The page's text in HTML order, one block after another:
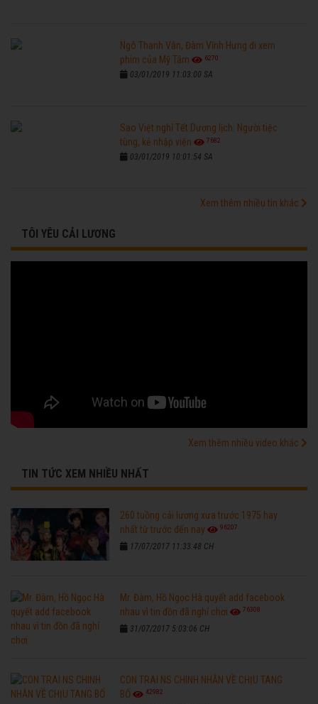
Ngô Thanh Vân, Đàm Vĩnh Hưng đi xem
phim của Mỹ Tâm
6270
03/01/2019 11:03:00 SA
Sao Việt nghỉ Tết Dương lịch: Người tiệc
tùng, kẻ nhập viện
7682
03/01/2019 10:01:54 SA
Xem thêm nhiều tin khác
TÔI YÊU CẢI LƯƠNG
Xem thêm nhiều video khác
TIN TỨC XEM NHIỀU NHẤT
260 tuồng cải lương xưa trước 1975 hay
nhất từ trước đến nay
96207
17/07/2017 11:33:48 CH
Mr. Đàm, Hồ Ngọc Hà quyết add facebook
nhau vì tin đồn đã nghỉ chơi
76308
31/07/2017 5:03:06 CH
CON TRAI NS CHINH NHẪN VỀ CHỊU TANG
BỐ
42982